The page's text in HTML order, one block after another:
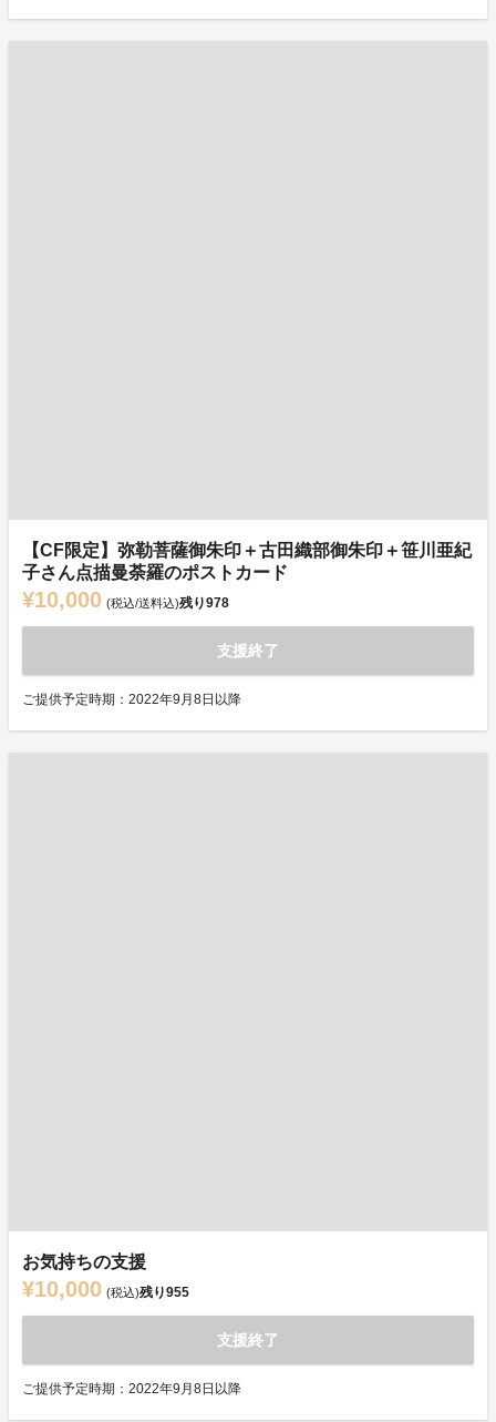
【CF限定】弥勒菩薩御朱印＋古田織部御朱印＋笹川亜紀
子さん点描曼荼羅のポストカード
¥10,000 (税込/送料込)残り978
支援終了
ご提供予定時期：2022年9月8日以降
お気持ちの支援
¥10,000 (税込)残り955
支援終了
ご提供予定時期：2022年9月8日以降